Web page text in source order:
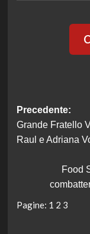
articolo
Precedente:
Grande Fratello
Raul e Adriana
Food
Pagine: 1 2 3